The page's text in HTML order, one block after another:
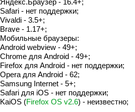
Яндекс.Браузер - 16.4+;
Safari - нет поддержки;
Vivaldi - 3.5+;
Brave - 1.17+;
Мобильные браузеры:
Android webview - 49+;
Chrome для Android - 49+;
Firefox для Android - нет поддержки;
Opera для Android - 62;
Samsung Internet - 5+;
Safari для iOS - нет поддержки;
KaiOS (Firefox OS v2.6) - неизвестно;